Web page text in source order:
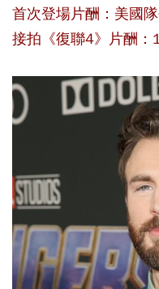
首次登場片酬：美國
接拍《復聯4》片酬：